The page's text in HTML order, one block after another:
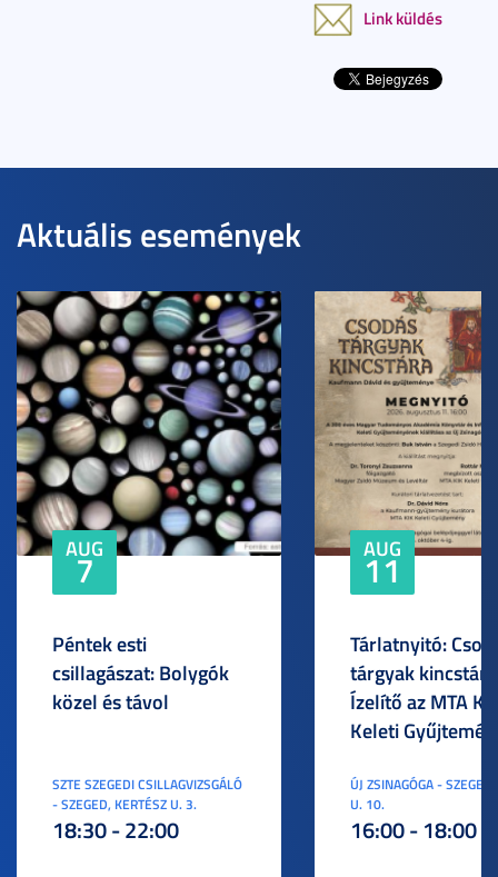
Link küldés
Aktuális események
AUG
7
Péntek esti
csillagászat: Bolygók
közel és távol
SZTE SZEGEDI CSILLAGVIZSGÁLÓ
- SZEGED, KERTÉSZ U. 3.
18:30 - 22:00
AUG
11
Tárlatnyitó:
tárgyak
Ízelítő az MTA
Keleti
ÚJ ZSINAGÓGA -
U. 10.
16:00 - 18:00